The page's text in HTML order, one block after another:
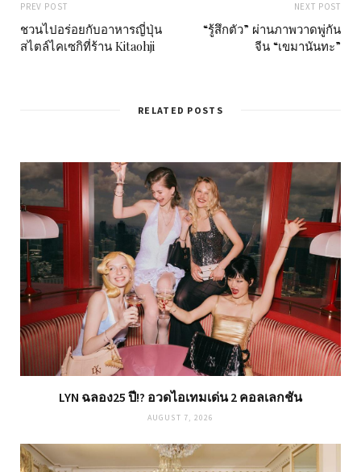
PREV POST
ชวนไปอร่อยกับอาหารญี่ปุ่น
สไตล์ไคเซกิที่ร้าน Kitaohji
NEXT POST
“รู้สึกตัว” ผ่านภาพวาดพู่กัน
จีน “เขมานันทะ”
RELATED POSTS
LYN ฉลอง25 ปี!? อวดไอเทมเด่น 2 คอลเลกชัน
AUGUST 7, 2026